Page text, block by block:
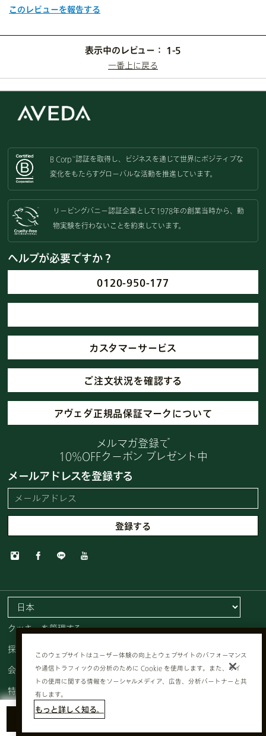
ショッピングカートに追加する
このレビューを報告する
表示中のレビュー： 1-5
一番上に戻る
B Corp ™認証を取得し、
ビジネスを通じて世界にポジティブな
変化をもたらすグローバルな活動を推進しています。
リーピングバニー認証企業として 1978年の創業当時から、動
物実験を行わないことを約束しています。
ヘルプが必要ですか？
0120-950-177
カスタマーサービス
ご注文状況を確認する
アヴェダ正規品保証マークについて
メルマガ登録で
10%OFFクーポン プレゼント中
メールアドレスを登録する
利用規約
プライバシーポリシー
特定商取引法に基づく表記
会員規約
採用情報
クッキーを管理する
このウェブサイトはユーザー体験の向上とウェブサイトのパフォーマンス
や通信トラフィックの分析のために Cookie を使用します。また、サイ
トの使用に関する情報をソーシャルメディア、広告、分析パートナーと共
有します。
もっと詳しく知る。